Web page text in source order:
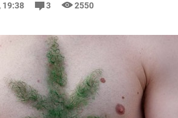
19:38 3 2550